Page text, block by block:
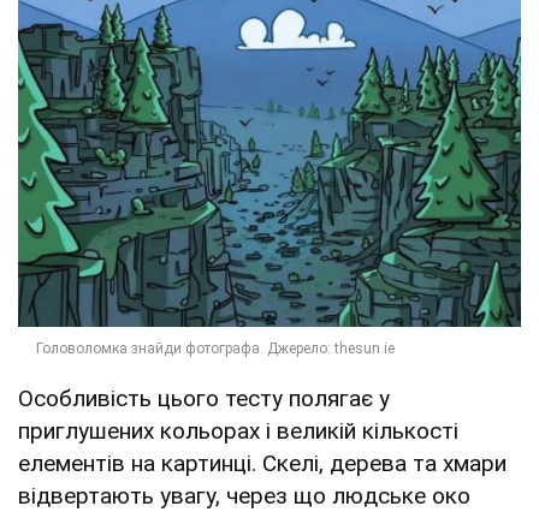
Особливість цього тесту полягає у
приглушених кольорах і великій кількості
елементів на картинці. Скелі, дерева та хмари
відвертають увагу, через що людське око